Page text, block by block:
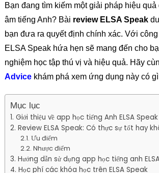
Bạn đang tìm kiếm một giải pháp hiệu
âm tiếng Anh? Bài review ELSA Speak
bạn đưa ra quyết định chính xác. Với
ELSA Speak hứa hẹn sẽ mang đến cho
nghiệm học tập thú vị và hiệu quả. Hãy
Advice khám phá xem ứng dụng này có
Mục lục
Giới thiệu về app học tiếng Anh ELSA Speak
Review ELSA Speak: Có thực sự tốt hay
Ưu điểm
Nhược điểm
Hướng dẫn sử dụng app học tiếng anh
Học phí các khóa học trên ELSA Speak